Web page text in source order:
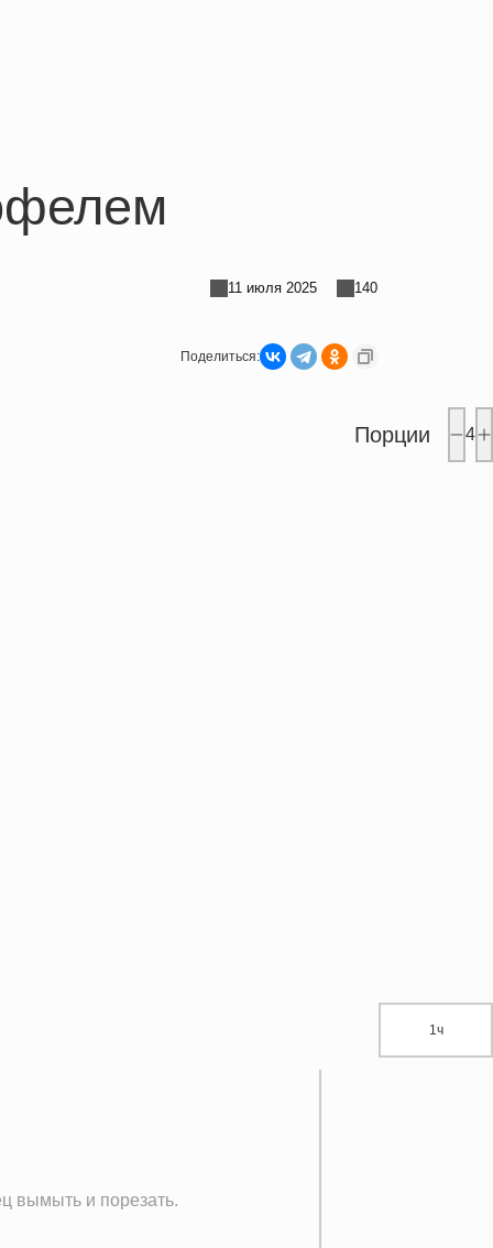
11 июля 2025 140
Поделиться:
Порции 4
1ч
вымыть и порезать.